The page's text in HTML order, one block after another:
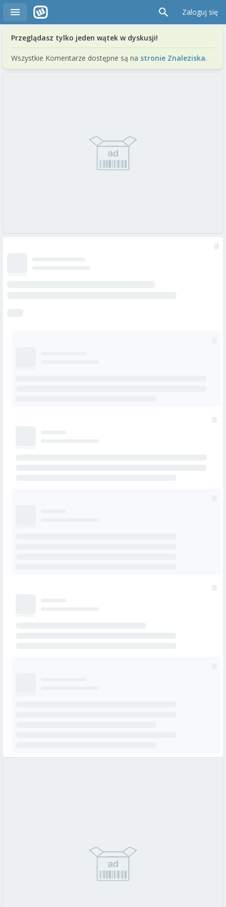
Zaloguj się
Przeglądasz tylko jeden wątek w dyskusji!
Wszystkie Komentarze dostępne są na stronie Znaleziska.